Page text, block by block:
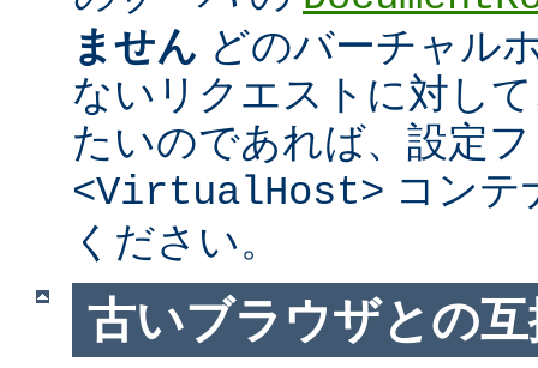
ません どのバーチャル
ないリクエストに対し
たいのであれば、設定
<VirtualHost> コンテ
ください。
古いブラウザとの